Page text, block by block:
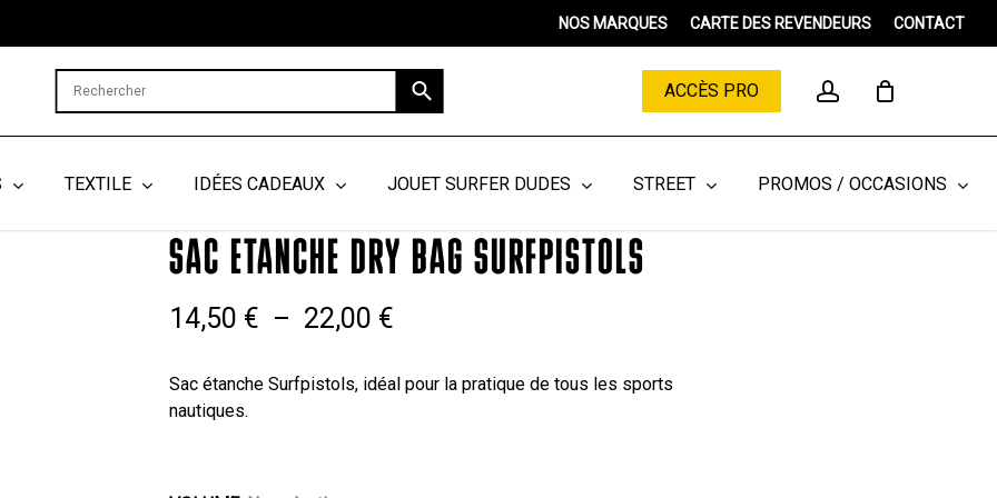
NOS MARQUES CARTE DES REVENDEURS CONTACT
ACCÈS PRO account
TEXTILE IDÉES CADEAUX JOUET SURFER DUDES STREET PROMOS / OCCASIONS
Cart Close
SAC ETANCHE DRY BAG SURFPISTOLS
SAC ETANCHE DRY BAG SURFPISTOLS
14,50 € – 22,00 €Plage
prix :
Sac étanche Surfpistols, idéal pour la pratique de tous les sports
nautiques.